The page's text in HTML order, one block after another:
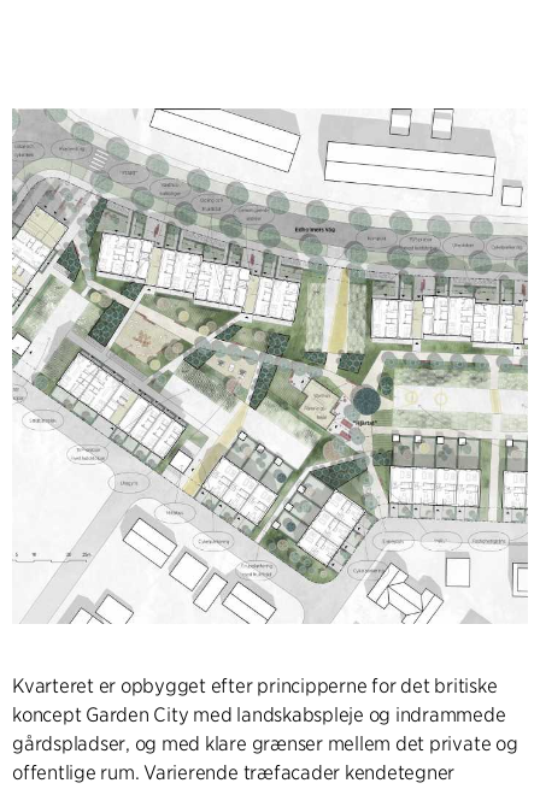
Kvarteret er opbygget efter principperne for det britiske
koncept Garden City med landskabspleje og indrammede
gårdspladser, og med klare grænser mellem det private og
offentlige rum. Varierende træfacader kendetegner